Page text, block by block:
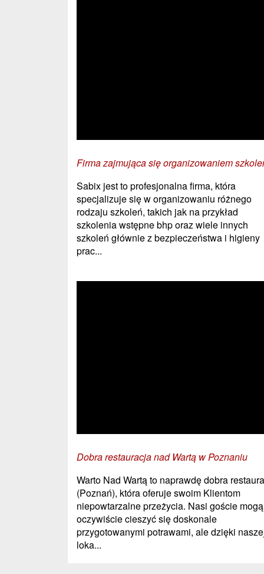
Firma zajmująca się organizowaniem
Sabix jest to profesjonalna firma, która
specjalizuje się w organizowaniu różnego
rodzaju szkoleń, takich jak na przykład
szkolenia wstępne bhp oraz wiele innych
szkoleń głównie z bezpieczeństwa i higieny
prac...
Dobra restauracja nad Wartą w Poznaniu
Warto Nad Wartą to naprawdę dobra
(Poznań), która oferuje swoim Klientom
niepowtarzalne przeżycia. Nasi goście mogą
oczywiście cieszyć się doskonale
przygotowanymi potrawami, ale dzięki
loka...